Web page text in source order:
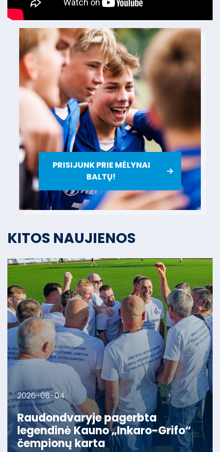
PRISIJUNK PRIE MĖLYNAI
BALTŲ!
KITOS NAUJIENOS
2026-08-04
Raudondvaryje pagerbta
legendinė Kauno „Inkaro-Grifo“
čempionų karta